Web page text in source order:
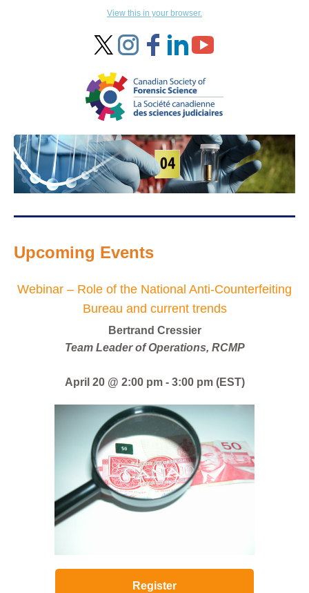
View this in your browser.
Upcoming Events
Webinar – Role of the National Anti-Counterfeiting
Bureau and current trends
Bertrand Cressier
Team Leader of Operations, RCMP
April 20 @ 2:00 pm- 3:00 pm (EST)
Register